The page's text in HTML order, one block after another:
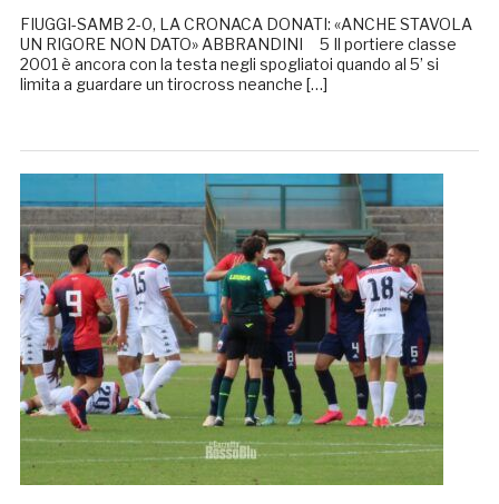
FIUGGI-SAMB 2-0, LA CRONACA DONATI: «ANCHE STAVOLA
UN RIGORE NON DATO» ABBRANDINI 5 Il portiere classe
2001 è ancora con la testa negli spogliatoi quando al 5’ si
limita a guardare un tirocross neanche […]